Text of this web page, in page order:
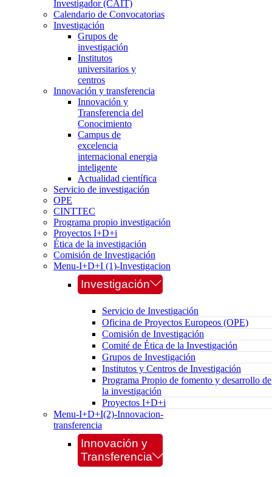
Investigador (CAIT)
Calendario de Convocatorias
Investigación
Grupos de
investigación
Institutos
universitarios y
centros
Innovación y transferencia
Innovación y
Transferencia del
Conocimiento
Campus de
excelencia
internacional energia
inteligente
Actualidad científica
Servicio de investigación
OPE
CINTTEC
Programa propio investigación
Proyectos I+D+i
Ética de la investigación
Comisión de Investigación
Menu-I+D+I (1)-Investigacion
Investigación
Servicio de Investigación
Oficina de Proyectos Europeos (OPE)
Comisión de Investigación
Comité de Ética de la Investigación
Grupos de Investigación
Institutos y Centros de Investigación
Programa Propio de fomento y desarrollo de
la investigación
Proyectos I+D+i
Menu-I+D+I(2)-Innovacion-
transferencia
Innovación y
Transferencia